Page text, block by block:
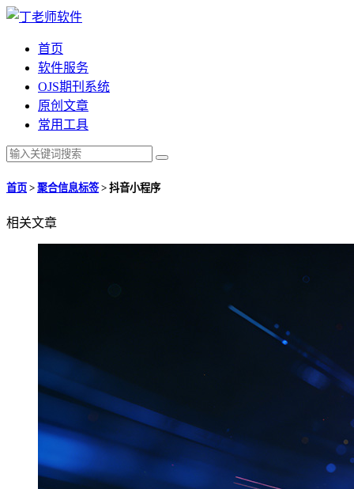
首页
软件服务
OJS期刊系统
原创文章
常用工具
首页 > 聚合信息标签> 抖音小程序
相关文章